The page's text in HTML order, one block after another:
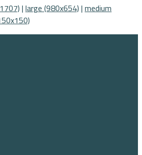
|large (980x654)|medium